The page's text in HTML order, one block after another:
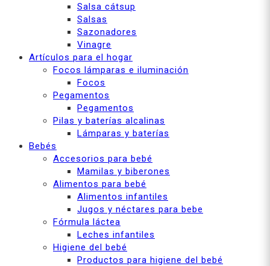
Salsa cátsup
Salsas
Sazonadores
Vinagre
Artículos para el hogar
Focos lámparas e iluminación
Focos
Pegamentos
Pegamentos
Pilas y baterías alcalinas
Lámparas y baterías
Bebés
Accesorios para bebé
Mamilas y biberones
Alimentos para bebé
Alimentos infantiles
Jugos y néctares para bebe
Fórmula láctea
Leches infantiles
Higiene del bebé
Productos para higiene del bebé